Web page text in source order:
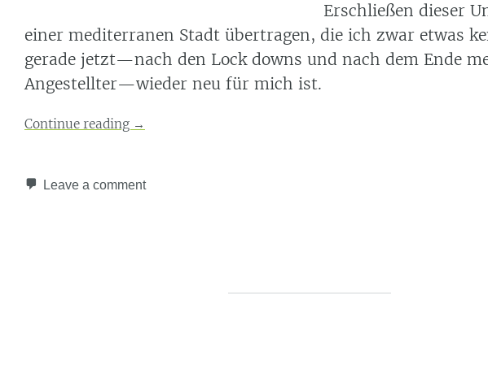
Erschließen dieser
einer mediterranen Stadt übertragen, die ich zwar etwas
gerade jetzt—nach den Lock downs und nach dem Ende
Angestellter—wieder neu für mich ist.
Continue reading →
Leave a comment